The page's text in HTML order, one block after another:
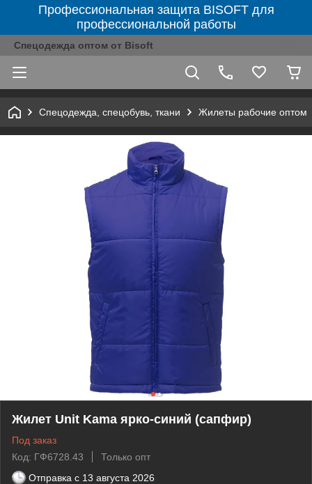
Профессиональная защита BISOFT для
профессиональной работы
Спецодежда оптом от Bisoft
Спецодежда, спецобувь, ткани Жилеты рабочие оптом
Жилет Unit Kama ярко-синий (сапфир)
Под заказ
Код: ГФ6728.43
Только опт
Отправка с 13 августа 2026